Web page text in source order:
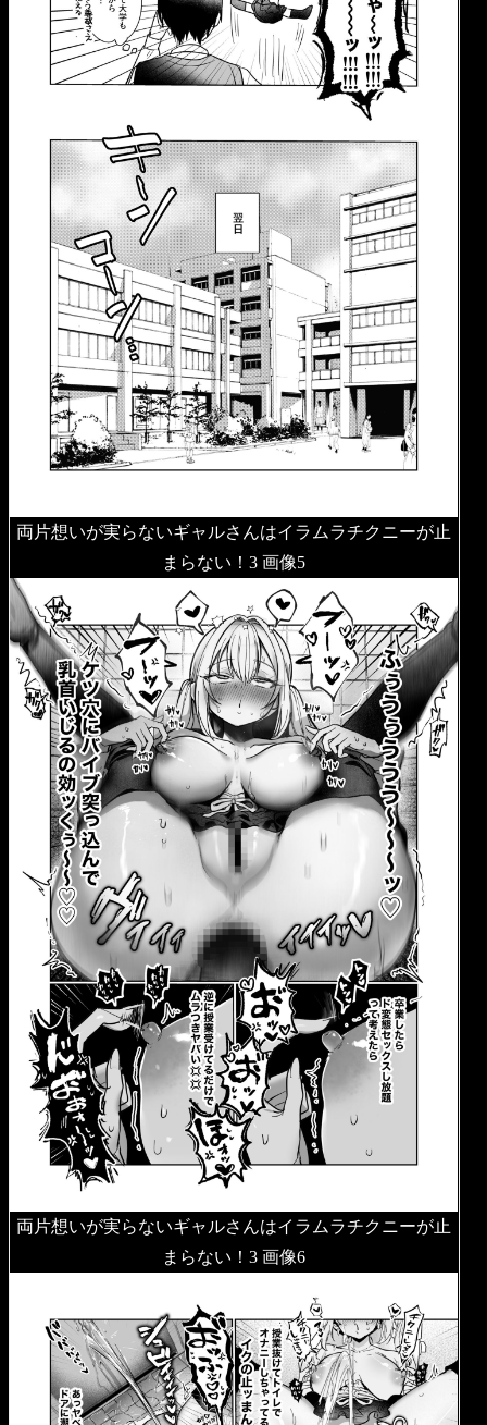
両片想いが実らないギャルさんはイラムラチクニーが止
まらない！3 画像5
両片想いが実らないギャルさんはイラムラチクニーが止
まらない！3 画像6